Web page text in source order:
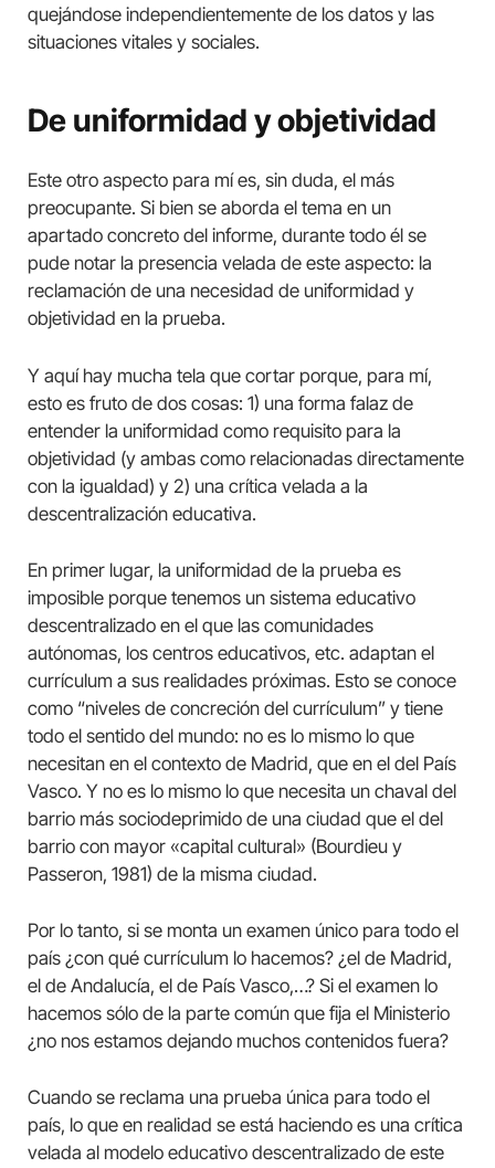
quejándose independientemente de los datos y las
situaciones vitales y sociales.
De uniformidad y objetividad
Este otro aspecto para mí es, sin duda, el más
preocupante. Si bien se aborda el tema en un
apartado concreto del informe, durante todo él se
pude notar la presencia velada de este aspecto: la
reclamación de una necesidad de uniformidad y
objetividad en la prueba.
Y aquí hay mucha tela que cortar porque, para mí,
esto es fruto de dos cosas: 1) una forma falaz de
entender la uniformidad como requisito para la
objetividad (y ambas como relacionadas directamente
con la igualdad) y 2) una crítica velada a la
descentralización educativa.
En primer lugar, la uniformidad de la prueba es
imposible porque tenemos un sistema educativo
descentralizado en el que las comunidades
autónomas, los centros educativos, etc. adaptan el
currículum a sus realidades próximas. Esto se conoce
como “niveles de concreción del currículum” y tiene
todo el sentido del mundo: no es lo mismo lo que
necesitan en el contexto de Madrid, que en el del País
Vasco. Y no es lo mismo lo que necesita un chaval del
barrio más sociodeprimido de una ciudad que el del
barrio con mayor «capital cultural» (Bourdieu y
Passeron, 1981) de la misma ciudad.
Por lo tanto, si se monta un examen único para todo el
país ¿con qué currículum lo hacemos? ¿el de Madrid,
el de Andalucía, el de País Vasco,…? Si el examen lo
hacemos sólo de la parte común que fija el Ministerio
¿no nos estamos dejando muchos contenidos fuera?
Cuando se reclama una prueba única para todo el
país, lo que en realidad se está haciendo es una crítica
velada al modelo educativo descentralizado de este